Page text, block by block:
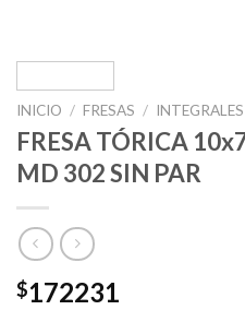
INICIO / FRESAS / INTEGRALES
FRESA TÓRICA
MD 302 SIN PAR
$172231